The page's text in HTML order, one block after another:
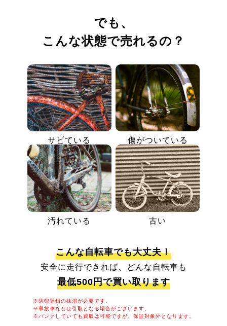
でも、
こんな状態で売れるの？
サビている 傷がついている
汚れている 古い
こんな自転車でも大丈夫！
安全に走行できれば、どんな自転車も
最低500円で買い取ります
※防犯登録の抹消が必要です。
※事故車などは引取となる場合がございます。
※パンクしていても買取は可能ですが、保証対象外となります。